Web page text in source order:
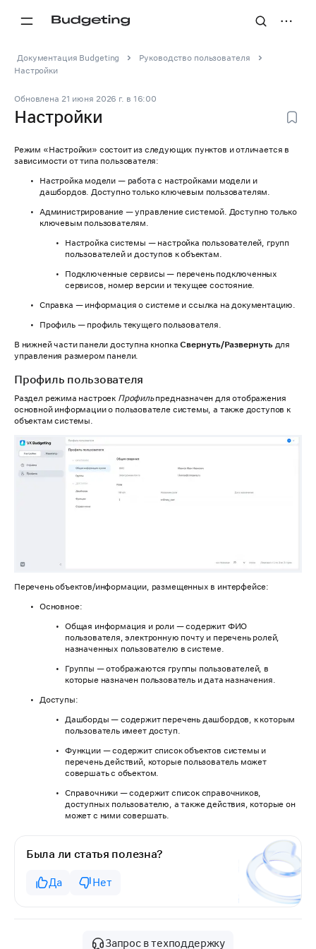
Документация Budgeting
Руководство пользователя
Настройки
Обновлена 21 июня 2026 г. в 16:00
Настройки
Режим «Настройки» состоит из следующих пунктов и отличается в
зависимости от типа пользователя:
Настройка модели — работа с настройками модели и
дашбордов. Доступно только ключевым пользователям.
Администрирование — управление системой. Доступно только
ключевым пользователям.
Настройка системы — настройка пользователей, групп
пользователей и доступов к объектам.
Подключенные сервисы — перечень подключенных
сервисов, номер версии и текущее состояние.
Справка — информация о системе и ссылка на документацию.
Профиль — профиль текущего пользователя.
В нижней части панели доступна кнопкаСвернуть/Развернутьдля
управления размером панели.
Профиль пользователя
Раздел режима настроек Профильпредназначен для отображения
основной информации о пользователе системы, а также доступов к
объектам системы.
Перечень объектов/информации, размещенных в интерфейсе:
Основное:
Общая информация и роли — содержит ФИО
пользователя, электронную почту и перечень ролей,
назначенных пользователю в системе.
Группы — отображаются группы пользователей, в
которые назначен пользователь и дата назначения.
Доступы:
Дашборды — содержит перечень дашбордов, к которым
пользователь имеет доступ.
Функции — содержит список объектов системы и
перечень действий, которые пользователь может
совершать с объектом.
Справочники — содержит список справочников,
доступных пользователю, а также действия, которые он
может с ними совершать.
Была ли статья полезна?
Да Нет
Запрос в техподдержку